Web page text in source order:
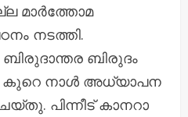
മാർത്തോമ
നടത്തി.
ബിരുദം
കുറെ നാൾ അധ്യാപന
പിന്നീട് കാനറാ